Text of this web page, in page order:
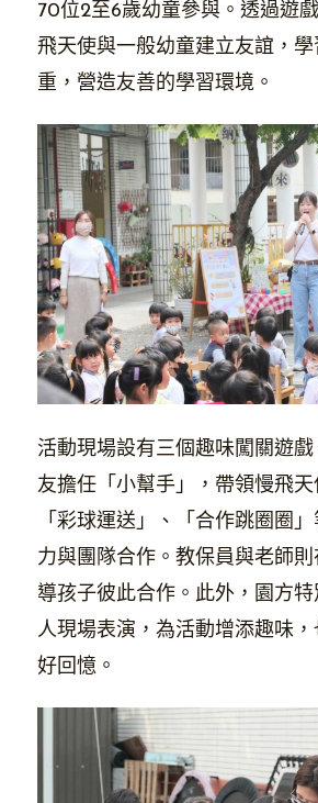
70位2至6歲幼童參與。透過遊
飛天使與一般幼童建立友誼，
重，營造友善的學習環境。
活動現場設有三個趣味闖關遊
友擔任「小幫手」，帶領慢飛天
「彩球運送」、「合作跳圈圈
力與團隊合作。教保員與老師則
導孩子彼此合作。此外，園方
人現場表演，為活動增添趣味
好回憶。